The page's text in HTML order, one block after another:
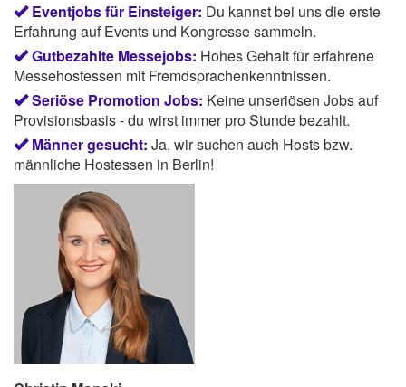
Eventjobs für Einsteiger: Du kannst bei uns die erste
Erfahrung auf Events und Kongresse sammeln.
Gutbezahlte Messejobs: Hohes Gehalt für erfahrene
Messehostessen mit Fremdsprachenkenntnissen.
Seriöse Promotion Jobs: Keine unseriösen Jobs auf
Provisionsbasis - du wirst immer pro Stunde bezahlt.
Männer gesucht: Ja, wir suchen auch Hosts bzw.
männliche Hostessen in Berlin!